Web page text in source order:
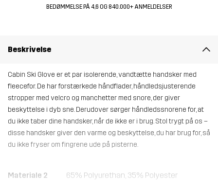
BEDØMMELSE PÅ 4,6 OG 840.000+ ANMELDELSER
Beskrivelse
Cabin Ski Glove er et par isolerende, vandtætte handsker med
fleecefor. De har forstærkede håndflader, håndledsjusterende
stropper med velcro og manchetter med snore, der giver
beskyttelse i dyb sne. Derudover sørger håndledssnorene for, at
du ikke taber dine handsker, når de ikke er i brug. Stol trygt på os –
disse handsker giver den varme og beskyttelse, du har brug for, så
du ikke fryser om fingrene ude på pisterne.
Materiale 2 65% Polyurethan, 35% Polyester